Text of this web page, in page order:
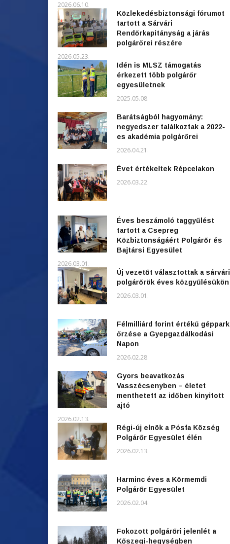
2026.06.10.
Közlekedésbiztonsági fórumot
tartott a Sárvári
Rendőrkapitányság a járás
polgárőrei részére
2026.05.23.
Idén is MLSZ támogatás
érkezett több polgárőr
egyesületnek
2025.05.08.
Barátságból hagyomány:
negyedszer találkoztak a 2022-
es akadémia polgárőrei
2026.04.21.
Évet értékeltek Répcelakon
2026.03.22.
Éves beszámoló taggyűlést
tartott a Csepreg
Közbiztonságáért Polgárőr és
Bajtársi Egyesület
2026.03.01.
Új vezetőt választottak a sárvári
polgárőrök éves közgyűlésükön
2026.03.01.
Félmilliárd forint értékű géppark
őrzése a Gyepgazdálkodási
Napon
2026.02.28.
Gyors beavatkozás
Vasszécsenyben – életet
menthetett az időben kinyitott
ajtó
2026.02.13.
Régi-új elnök a Pósfa Község
Polgárőr Egyesület élén
2026.02.13.
Harminc éves a Körmemdi
Polgárőr Egyesület
2026.02.04.
Fokozott polgárőri jelenlét a
Kőszegi-hegységben